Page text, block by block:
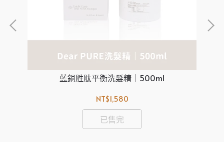
藍銅胜肽平衡洗髮精｜500ml
NT$1,580
已售完